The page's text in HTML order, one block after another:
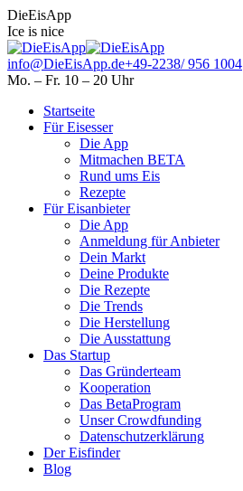
Skip
to
content
Facebook
page
opens
in
new
Instagram
page
opens
in
new
DieEisApp
Ice is nice
info@DieEisApp.de+49-2238/ 956 1004
Mo. – Fr. 10 – 20 Uhr
Startseite
Für Eisesser
Die App
Mitmachen BETA
Rund ums Eis
Rezepte
Für Eisanbieter
Die App
Anmeldung für Anbieter
Dein Markt
Deine Produkte
Die Rezepte
Die Trends
Die Herstellung
Die Ausstattung
Das Startup
Das Gründerteam
Kooperation
Das BetaProgram
Unser Crowdfunding
Datenschutzerklärung
Der Eisfinder
Blog